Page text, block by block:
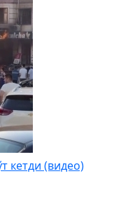
кетди (видео)